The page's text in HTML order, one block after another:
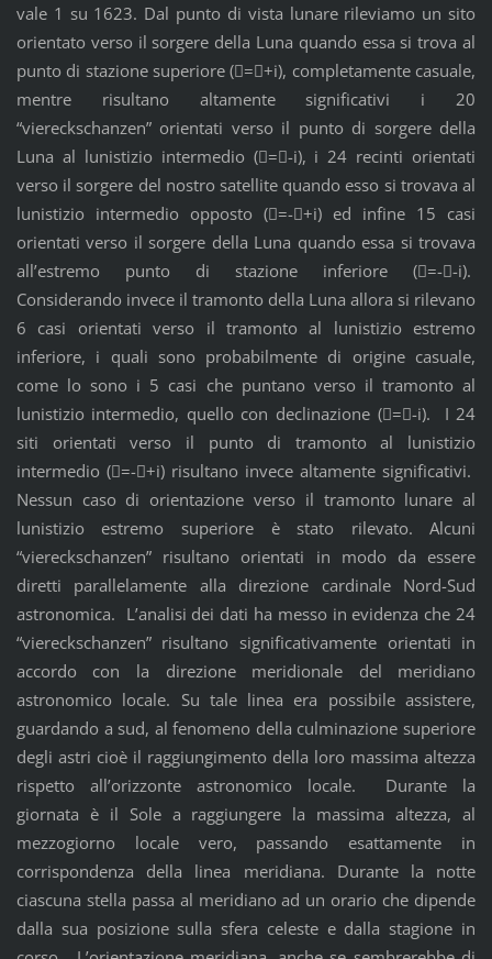
vale 1 su 1623. Dal punto di vista lunare rileviamo un sito
orientato verso il sorgere della Luna quando essa si trova al
punto di stazione superiore (=+i), completamente casuale,
mentre risultano altamente significativi i 20
“viereckschanzen” orientati verso il punto di sorgere della
Luna al lunistizio intermedio (=-i), i 24 recinti orientati
verso il sorgere del nostro satellite quando esso si trovava al
lunistizio intermedio opposto (=-+i) ed infine 15 casi
orientati verso il sorgere della Luna quando essa si trovava
all’estremo punto di stazione inferiore (=--i).
Considerando invece il tramonto della Luna allora si rilevano
6 casi orientati verso il tramonto al lunistizio estremo
inferiore, i quali sono probabilmente di origine casuale,
come lo sono i 5 casi che puntano verso il tramonto al
lunistizio intermedio, quello con declinazione (=-i). I 24
siti orientati verso il punto di tramonto al lunistizio
intermedio (=-+i) risultano invece altamente significativi.
Nessun caso di orientazione verso il tramonto lunare al
lunistizio estremo superiore è stato rilevato. Alcuni
“viereckschanzen” risultano orientati in modo da essere
diretti parallelamente alla direzione cardinale Nord-Sud
astronomica. L’analisi dei dati ha messo in evidenza che 24
“viereckschanzen” risultano significativamente orientati in
accordo con la direzione meridionale del meridiano
astronomico locale. Su tale linea era possibile assistere,
guardando a sud, al fenomeno della culminazione superiore
degli astri cioè il raggiungimento della loro massima altezza
rispetto all’orizzonte astronomico locale. Durante la
giornata è il Sole a raggiungere la massima altezza, al
mezzogiorno locale vero, passando esattamente in
corrispondenza della linea meridiana. Durante la notte
ciascuna stella passa al meridiano ad un orario che dipende
dalla sua posizione sulla sfera celeste e dalla stagione in